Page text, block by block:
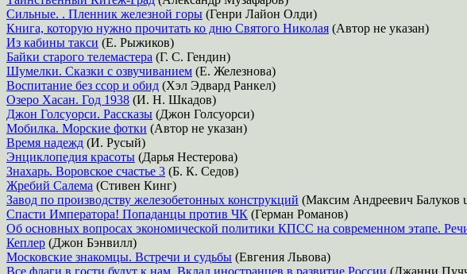
Сильные. . Пленник железной горы (Генри Лайон Олди)
Книга, которую нужно прочитать ко дню Святого Николая (Автор не указан)
Из кабины такси (Е. Рыжиков)
Байки старого телемастера (Г. С. Гендин)
Шумелки. Сказки с озвучиванием (Е. Железнова)
Воспитание без ссор и обид (Хэл Эдвард Ранкел)
Озеро Хасан. Год 1938 (И. Н. Шкадов)
Джон Голсуорси. Рассказы (Джон Голсуорси)
Мобилка. Морские фотки (Автор не указан)
Время надежд (И. Русый)
Энциклопедия красоты (Дарья Нестерова)
Знахарь. Воровское счастье 3 (Б. К. Седов)
Жребий Салема (Стивен Кинг)
Завод по производству железобетонных конструкций (Максим Андреевич Балуков
Спасти Императора! Попаданцы против ЧК (Герман Романов)
Об основных вопросах экономической политики КПСС на современном этапе.
Кеплер (Джон Бэнвилл)
Московские знакомцы. Встречи и судьбы (Евгения Львова)
Все флаги в гости будут к нам. Вклад иностранцев в развитие России (Джанни